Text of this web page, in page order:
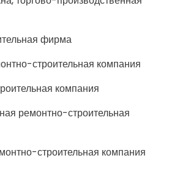
фирма
строительная компания
компания
ремонтно-строительная
строительная компания